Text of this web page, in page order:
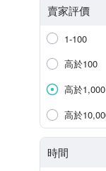
賣家評價
1-100
高於100
高於1,000
高於
時間